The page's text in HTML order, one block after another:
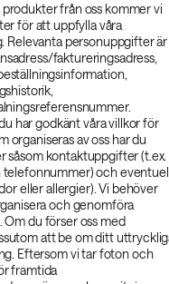
från oss kommer vi
för att uppfylla våra
Relevanta personuppgifter är
faktureringsadress,
har godkänt våra villkor för
organiseras av oss har du
kontaktuppgifter (t.ex.
telefonnummer) och
eller allergier). Vi behöver
och genomföra
du förser oss med
att be om ditt
Eftersom vi tar foton och
framtida